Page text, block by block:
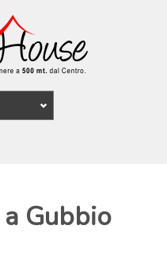
Gubbio